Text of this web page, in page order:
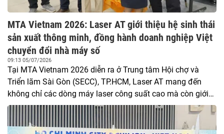
MTA Vietnam 2026: Laser AT giới thiệu hệ sinh thái
sản xuất thông minh, đồng hành doanh nghiệp Việt
chuyển đổi nhà máy số
09:13 05/07/2026
Tại MTA Vietnam 2026 diễn ra ở Trung tâm Hội chợ và
Triển lãm Sài Gòn (SECC), TP.HCM, Laser AT mang đến
không chỉ các dòng máy laser công suất cao mà còn giới
thiệu hệ sinh thái giải pháp sản xuất thông minh tích hợp
tự động hóa, quản lý số và công nghệ AI. Với định hướng
phát triển đồng bộ từ cắt, hàn, làm sạch laser đến kho